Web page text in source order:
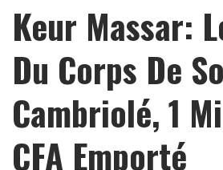
Keur Massar:
Du Corps De
Cambriolé, 1
CFA Emporté